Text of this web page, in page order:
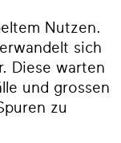
Nutzen.
sich
Diese warten
und grossen
zu